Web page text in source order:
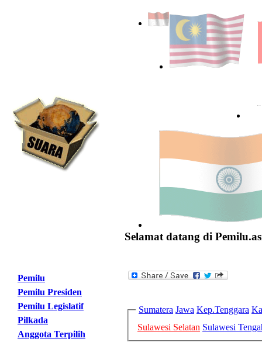
Selamat datang di
Pemilu
Pemilu Presiden
Pemilu Legislatif
Pilkada
Anggota Terpilih
Sumatera Jawa Kep.Tenggara
Sulawesi Selatan Sulawesi